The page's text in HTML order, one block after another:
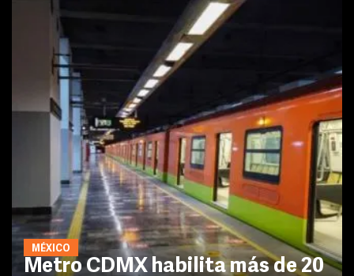
MÉXICO
Metro CDMX habilita más de 20